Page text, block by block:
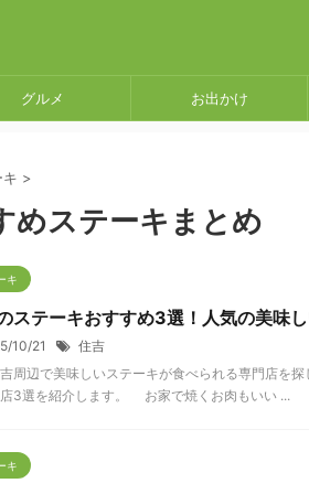
グルメ お出かけ
キ >
めステーキまとめ
キ
ステーキおすすめ3選！人気の美味
10/21
住吉
周辺で美味しいステーキが食べられる専門店を
3選を紹介します。 お家で焼くお肉もいい ...
キ